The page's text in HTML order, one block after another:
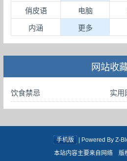
俏皮语 电脑
内涵 更多
网站收
饮食禁忌 实用
手机版 | Powered By Z-
本站内容主要来自网络 版